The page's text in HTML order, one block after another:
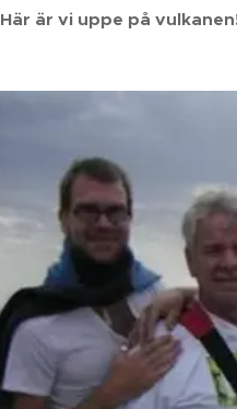
Här är vi uppe på